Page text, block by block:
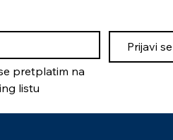
Prijavi se
pretplatim na
listu